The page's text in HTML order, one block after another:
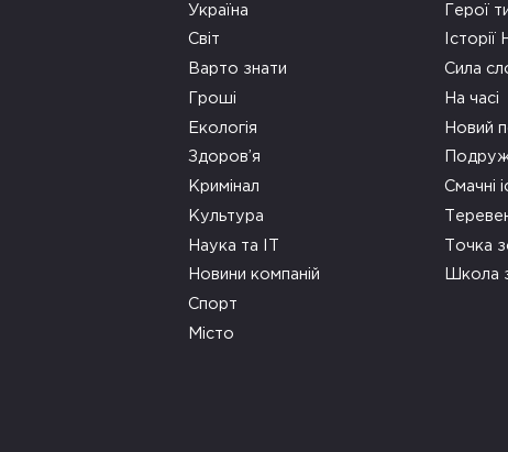
Україна
Світ
Варто знати
Гроші
Екологія
Здоров’я
Кримінал
Культура
Наука та ІТ
Новини компаній
Спорт
Місто
Герої
Сила
На часі
Новий
Смачні
Точка
Школа